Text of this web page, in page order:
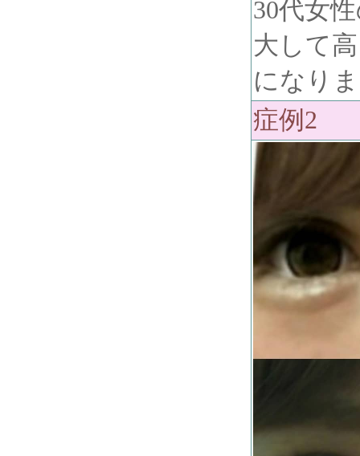
30代女
大して
になり
症例2